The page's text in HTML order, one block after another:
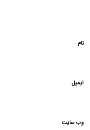
نام
ایمیل
وب‌ سایت